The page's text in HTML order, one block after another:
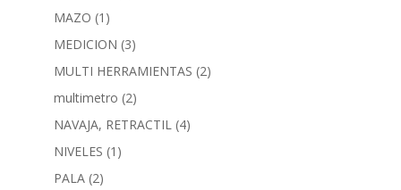
MAZO (1)
MEDICION (3)
MULTI HERRAMIENTAS (2)
multimetro (2)
NAVAJA, RETRACTIL (4)
NIVELES (1)
PALA (2)